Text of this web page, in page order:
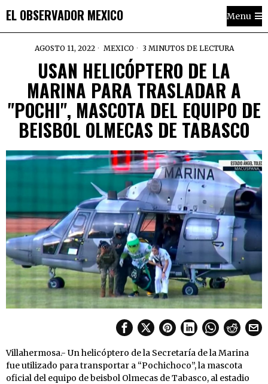
EL OBSERVADOR MEXICO Menu
AGOSTO 11, 2022 MEXICO 3 MINUTOS DE LECTURA
USAN HELICÓPTERO DE LA
MARINA PARA TRASLADAR A
"POCHI", MASCOTA DEL EQUIPO DE
BEISBOL OLMECAS DE TABASCO
Villahermosa.- Un helicóptero de la Secretaría de la Marina
fue utilizado para transportar a “Pochichoco”, la mascota
oficial del equipo de beisbol Olmecas de Tabasco, al estadio